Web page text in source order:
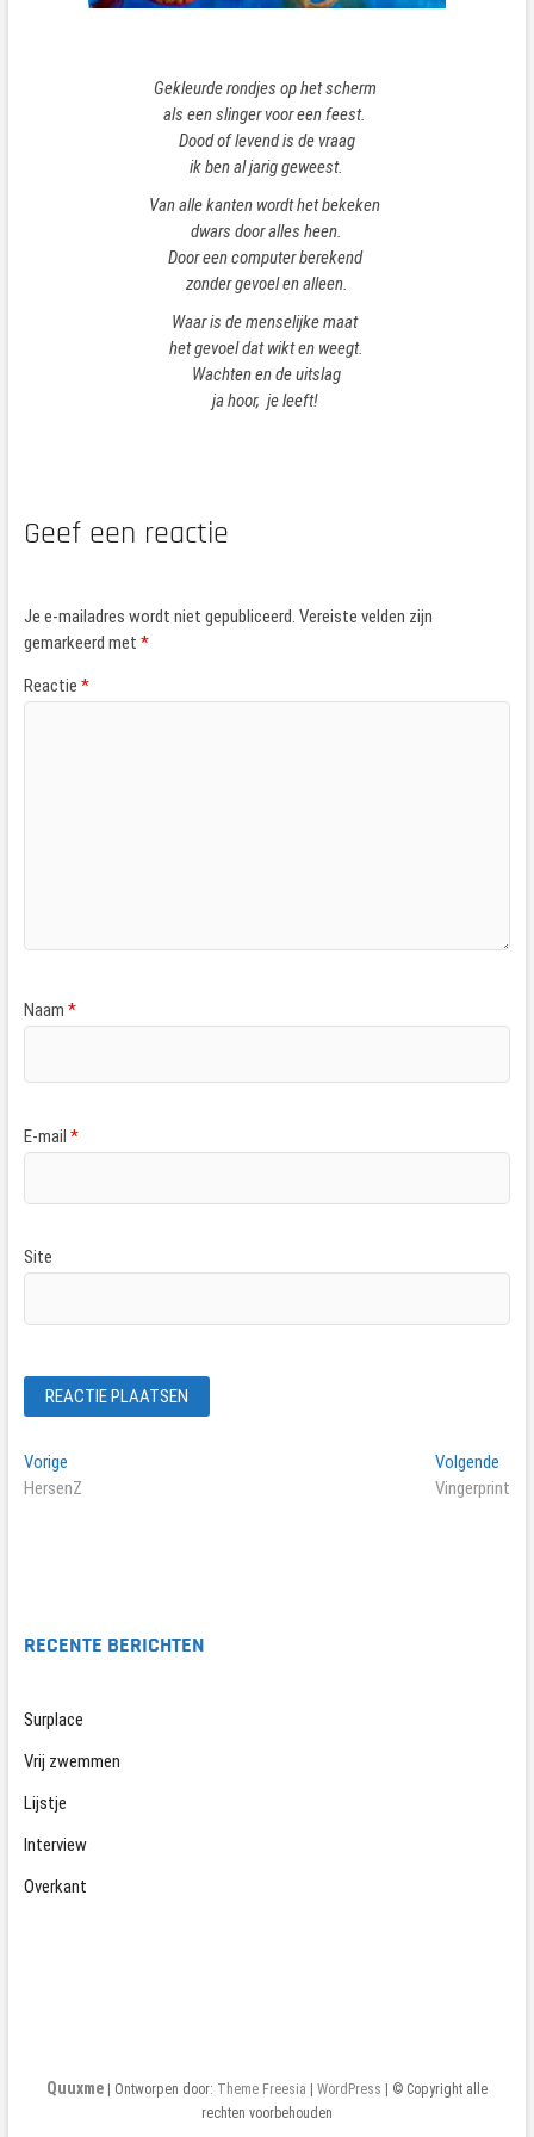
Gekleurde rondjes op het scherm
als een slinger voor een feest.
Dood of levend is de vraag
ik ben al jarig geweest.
Van alle kanten wordt het bekeken
dwars door alles heen.
Door een computer berekend
zonder gevoel en alleen.
Waar is de menselijke maat
het gevoel dat wikt en weegt.
Wachten en de uitslag
ja hoor, je leeft!
Geef een reactie
Je e-mailadres wordt niet gepubliceerd. Vereiste velden zijn
gemarkeerd met *
Reactie *
Naam *
E-mail *
Site
Bericht
navigatie
VorigeVorig
bericht:
HersenZ
Volgende
Vingerprint
RECENTE BERICHTEN
Surplace
Vrij zwemmen
Lijstje
Interview
Overkant
Quuxme| Ontworpen door: Theme Freesia WordPress | © Copyright alle
rechten voorbehouden